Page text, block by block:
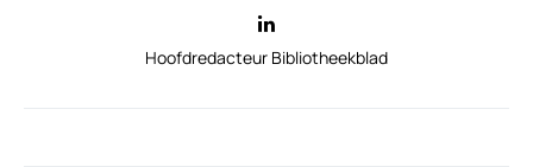
Hoofdredacteur Bibliotheekblad